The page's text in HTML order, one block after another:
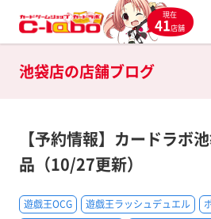
現在
41店舗
池袋店の店舗ブログ
【予約情報】カードラボ
品（10/27更新）
遊戯王OCG 遊戯王ラッシュデュエル